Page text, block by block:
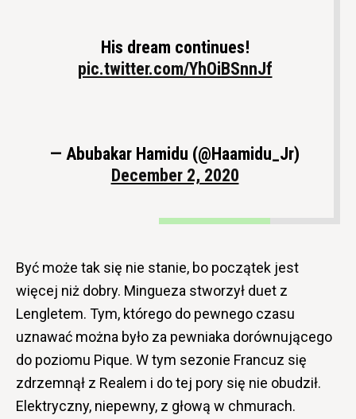
His dream continues!
pic.twitter.com/YhOiBSnnJf
— Abubakar Hamidu (@Haamidu_Jr)
December 2, 2020
Być może tak się nie stanie, bo początek jest
więcej niż dobry. Mingueza stworzył duet z
Lengletem. Tym, którego do pewnego czasu
uznawać można było za pewniaka dorównującego
do poziomu Pique. W tym sezonie Francuz się
zdrzemnął z Realem i do tej pory się nie obudził.
Elektryczny, niepewny, z głową w chmurach.